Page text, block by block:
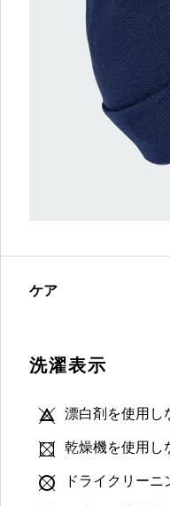
ケア
洗濯表示
漂白剤を使用し
乾燥機を使用し
ドライクリー